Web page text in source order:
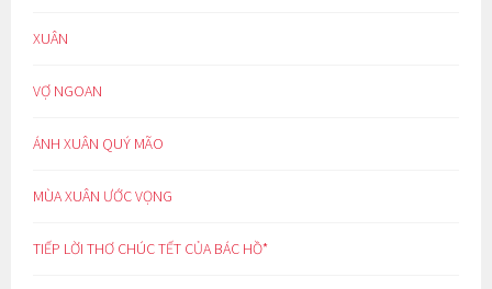
XUÂN
VỢ NGOAN
ÁNH XUÂN QUÝ MÃO
MÙA XUÂN ƯỚC VỌNG
TIẾP LỜI THƠ CHÚC TẾT CỦA BÁC HỒ*